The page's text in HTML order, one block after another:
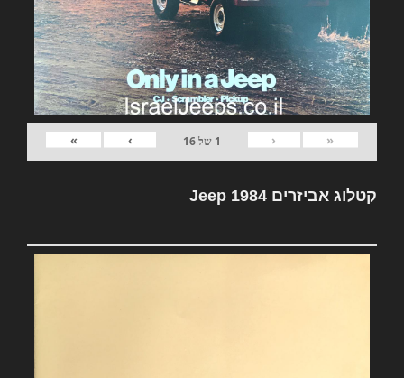
«
‹
1 של16
›
»
קטלוג אביזרים Jeep 1984